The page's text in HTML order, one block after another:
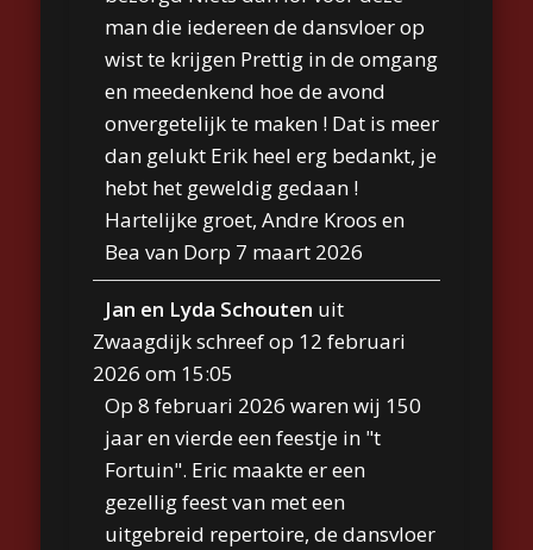
man die iedereen de dansvloer op
wist te krijgen Prettig in de omgang
en meedenkend hoe de avond
onvergetelijk te maken ! Dat is meer
dan gelukt Erik heel erg bedankt, je
hebt het geweldig gedaan !
Hartelijke groet, Andre Kroos en
Bea van Dorp 7 maart 2026
Jan en Lyda Schouten uit
Zwaagdijkschreef op 12 februari
2026 om 15:05
Op 8 februari 2026 waren wij 150
jaar en vierde een feestje in "t
Fortuin". Eric maakte er een
gezellig feest van met een
uitgebreid repertoire, de dansvloer